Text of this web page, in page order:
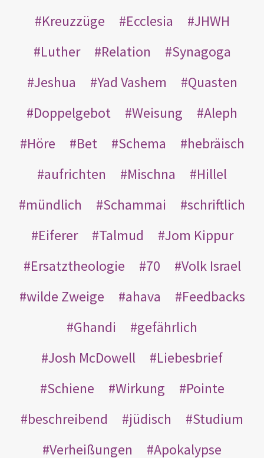
Kreuzzüge
Ecclesia
JHWH
Luther
Relation
Synagoga
Jeshua
Yad Vashem
Quasten
Doppelgebot
Weisung
Aleph
Höre
Bet Schema
hebräisch
aufrichten
Mischna
Hillel
mündlich
Schammai
schriftlich
Eiferer
Talmud
Jom Kippur
Ersatztheologie
70
Volk Israel
wilde Zweige
ahava
Feedbacks
Ghandi
gefährlich
Josh McDowell
Liebesbrief
Schiene
Wirkung
Pointe
beschreibend
jüdisch
Studium
Verheißungen
Apokalypse